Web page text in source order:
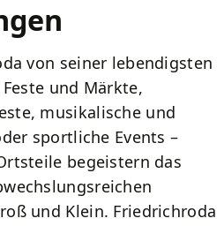
von seiner lebendigsten
und Märkte,
musikalische und
sportliche Events –
begeistern das
und Klein. Friedrichroda
Sanierungsgebiet und Gestaltungssatzung